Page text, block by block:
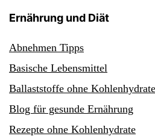
Ernährung und Diät
Abnehmen Tipps
Basische Lebensmittel
Ballaststoffe ohne Kohlenhydrate
Blog für gesunde Ernährung
Rezepte ohne Kohlenhydrate